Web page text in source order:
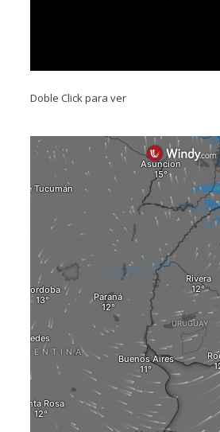
Doble Click para ver